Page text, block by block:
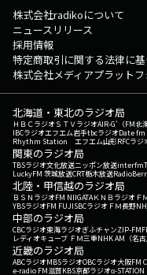
株式会社radikoについて
ニュースリリース
採用情報
特定商取引に関する法律に
株式会社メディアプラット
北海道・東北のラジオ局
ＨＢＣラジオＳＴＶラジオAIR-G'（FM北
IBCラジオエフエム岩手tbcラジオDate fm
Rhythm Station エフエム山形RFCラジ
関東のラジオ局
TBSラジオ文化放送ニッポン放送interfm
LuckyFM 茨城放送CRT栃木放送
北陸・甲信越のラジオ局
ＢＳＮラジオFM NIIGATAＫＮＢラジオ Ｆ
YBSラジオFM FUJISBCラジオ ＦＭ長野
中部のラジオ局
CBCラジオ東海ラジオぎふチャンZIP-FM
レディオキューブ ＦＭ三重NHK AM（名古
近畿のラジオ局
ABCラジオMBSラジオOBCラジオ大阪FM
e-radio FM滋賀KBS京都ラジオα-STATION